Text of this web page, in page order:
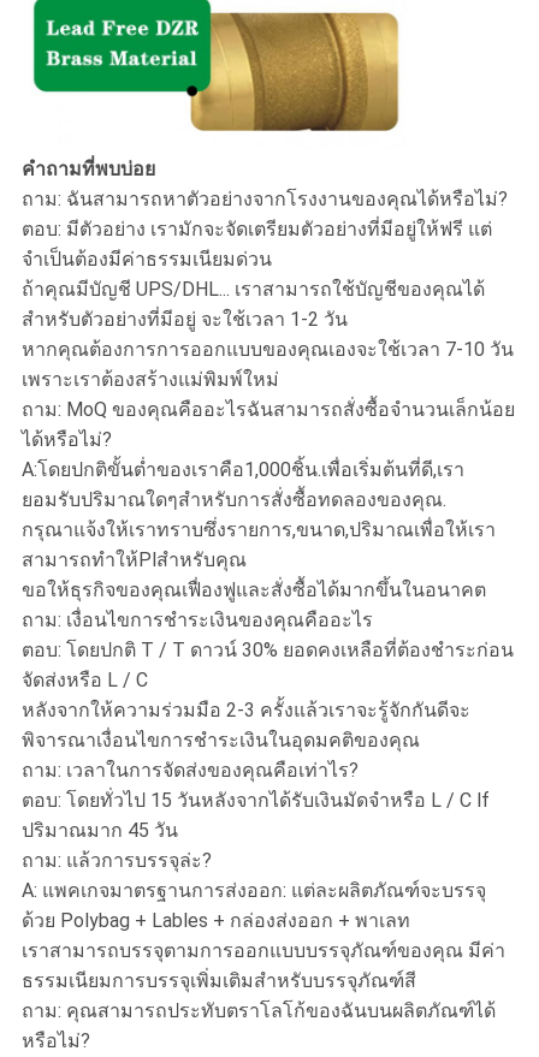
คำถามที่พบบ่อย
ถาม: ฉันสามารถหาตัวอย่างจากโรงงานของคุณได้หรือไม่?
ตอบ: มีตัวอย่าง เรามักจะจัดเตรียมตัวอย่างที่มีอยู่ให้ฟรี แต่
จำเป็นต้องมีค่าธรรมเนียมด่วน
ถ้าคุณมีบัญชี UPS/DHL... เราสามารถใช้บัญชีของคุณได้
สำหรับตัวอย่างที่มีอยู่ จะใช้เวลา 1-2 วัน
หากคุณต้องการการออกแบบของคุณเองจะใช้เวลา 7-10 วัน
เพราะเราต้องสร้างแม่พิมพ์ใหม่
ถาม: MoQ ของคุณคืออะไรฉันสามารถสั่งซื้อจำนวนเล็กน้อย
ได้หรือไม่?
A:โดยปกติขั้นต่ำของเราคือ1,000ชิ้น.เพื่อเริ่มต้นที่ดี,เรา
ยอมรับปริมาณใดๆสำหรับการสั่งซื้อทดลองของคุณ.
กรุณาแจ้งให้เราทราบซึ่งรายการ,ขนาด,ปริมาณเพื่อให้เรา
สามารถทำให้Plสำหรับคุณ
ขอให้ธุรกิจของคุณเฟื่องฟูและสั่งซื้อได้มากขึ้นในอนาคต
ถาม: เงื่อนไขการชำระเงินของคุณคืออะไร
ตอบ: โดยปกติ T / T ดาวน์ 30% ยอดคงเหลือที่ต้องชำระก่อน
จัดส่งหรือ L / C
หลังจากให้ความร่วมมือ 2-3 ครั้งแล้วเราจะรู้จักกันดีจะ
พิจารณาเงื่อนไขการชำระเงินในอุดมคติของคุณ
ถาม: เวลาในการจัดส่งของคุณคือเท่าไร?
ตอบ: โดยทั่วไป 15 วันหลังจากได้รับเงินมัดจำหรือ L / C lf
ปริมาณมาก 45 วัน
ถาม: แล้วการบรรจุล่ะ?
A: แพคเกจมาตรฐานการส่งออก: แต่ละผลิตภัณฑ์จะบรรจุ
ด้วย Polybag + Lables + กล่องส่งออก + พาเลท
เราสามารถบรรจุตามการออกแบบบรรจุภัณฑ์ของคุณ มีค่า
ธรรมเนียมการบรรจุเพิ่มเติมสำหรับบรรจุภัณฑ์สี
ถาม: คุณสามารถประทับตราโลโก้ของฉันบนผลิตภัณฑ์ได้
หรือไม่?